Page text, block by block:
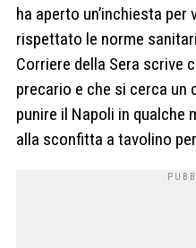
ha aperto un’inchiesta
rispettato le norme
Corriere della Sera scrive
precario e che si cerca un
punire il Napoli in qualche
alla sconfitta a tavolino